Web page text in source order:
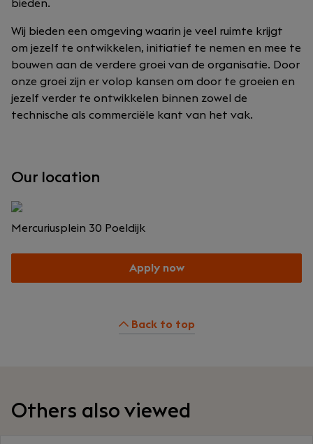
bieden.
Wij bieden een omgeving waarin je veel ruimte krijgt
om jezelf te ontwikkelen, initiatief te nemen en mee te
bouwen aan de verdere groei van de organisatie. Door
onze groei zijn er volop kansen om door te groeien en
jezelf verder te ontwikkelen binnen zowel de
technische als commerciële kant van het vak.
Our location
Mercuriusplein 30 Poeldijk
Apply now
Back to top
Others also viewed